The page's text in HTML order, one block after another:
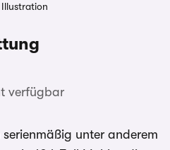
verfügbar
unter anderem